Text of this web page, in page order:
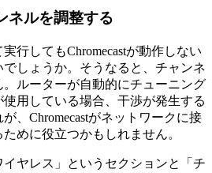
ネルを調整する
行してもChromecastが動作しない
しょうか。そうなると、チャンネ
ルーターが自動的にチューニング
用している場合、干渉が発生する
、Chromecastがネットワークに接
めに役立つかもしれません。
ヤレス」というセクションと「チ